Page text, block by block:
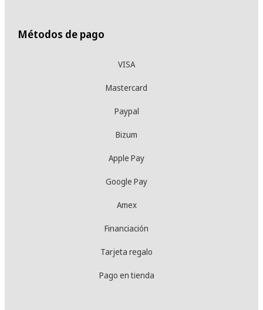
Métodos de pago
VISA
Mastercard
Paypal
Bizum
Apple Pay
Google Pay
Amex
Financiación
Tarjeta regalo
Pago en tienda